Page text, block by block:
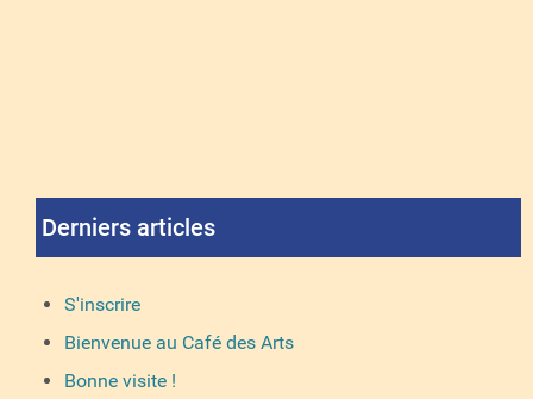
Derniers articles
S'inscrire
Bienvenue au Café des Arts
Bonne visite !